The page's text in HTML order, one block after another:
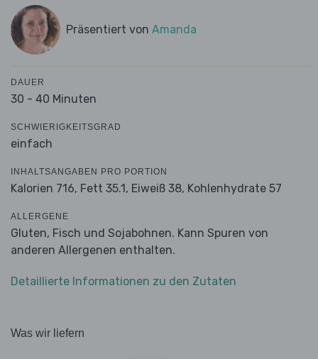
Präsentiert von Amanda
DAUER
30 - 40 Minuten
SCHWIERIGKEITSGRAD
einfach
INHALTSANGABEN PRO PORTION
Kalorien 716, Fett 35.1, Eiweiß 38, Kohlenhydrate 57
ALLERGENE
Gluten, Fisch und Sojabohnen. Kann Spuren von
anderen Allergenen enthalten.
Detaillierte Informationen zu den Zutaten
Was wir liefern